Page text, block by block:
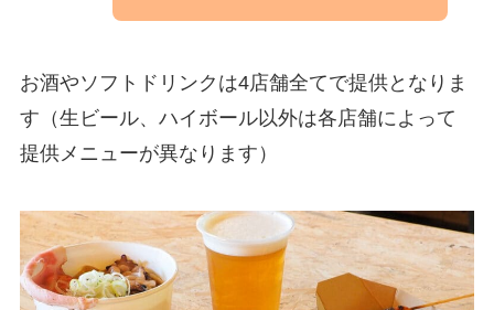
お酒やソフトドリンクは4店舗全てで提供となりま
す（生ビール、ハイボール以外は各店舗によって
提供メニューが異なります）